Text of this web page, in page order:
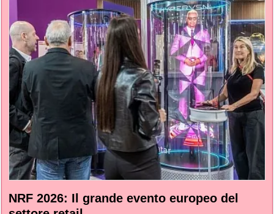
NRF 2026: Il grande evento europeo del